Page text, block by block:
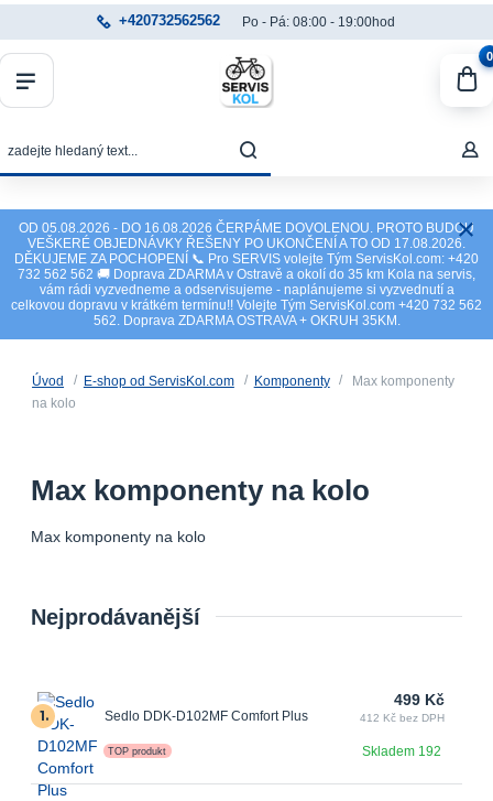
OD 05.08.2026 - DO 16.08.2026 ČERPÁME DOVOLENOU. PROTO BUDOU
VEŠKERÉ OBJEDNÁVKY ŘEŠENY PO UKONČENÍ A TO OD 17.08.2026.
DĚKUJEME ZA POCHOPENÍ 📞 Pro SERVIS volejte Tým ServisKol.com: +420
732 562 562 🚚 Doprava ZDARMA v Ostravě a okolí do 35 km Kola na servis,
vám rádi vyzvedneme a odservisujeme - naplánujeme si vyzvednutí a
celkovou dopravu v krátkém termínu!! Volejte Tým ServisKol.com +420 732 562
562. Doprava ZDARMA OSTRAVA + OKRUH 35KM.
+420732562562 Po - Pá: 08:00 - 19:00hod
0
Úvod E-shop od ServisKol.com Komponenty
Max komponenty
na kolo
Max komponenty na kolo
Max komponenty na kolo
Nejprodávanější
1. Sedlo DDK-D102MF Comfort Plus
Skladem 192
TOP produkt
499 Kč
412 Kč bez DPH